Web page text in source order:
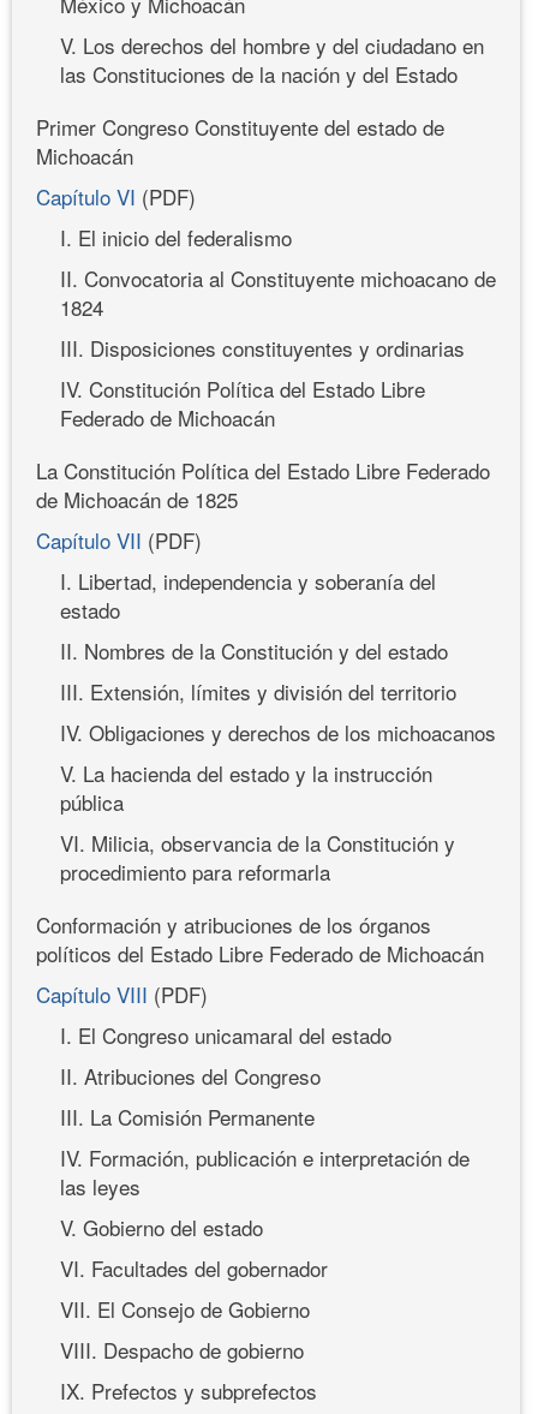
V. Los derechos del hombre y del ciudadano en
las Constituciones de la nación y del Estado
Primer Congreso Constituyente del estado de
Michoacán
Capítulo VI (PDF)
I. El inicio del federalismo
II. Convocatoria al Constituyente michoacano de
1824
III. Disposiciones constituyentes y ordinarias
IV. Constitución Política del Estado Libre
Federado de Michoacán
La Constitución Política del Estado Libre Federado
de Michoacán de 1825
Capítulo VII (PDF)
I. Libertad, independencia y soberanía del
estado
II. Nombres de la Constitución y del estado
III. Extensión, límites y división del territorio
IV. Obligaciones y derechos de los michoacanos
V. La hacienda del estado y la instrucción
pública
VI. Milicia, observancia de la Constitución y
procedimiento para reformarla
Conformación y atribuciones de los órganos
políticos del Estado Libre Federado de Michoacán
Capítulo VIII (PDF)
I. El Congreso unicamaral del estado
II. Atribuciones del Congreso
III. La Comisión Permanente
IV. Formación, publicación e interpretación de
las leyes
V. Gobierno del estado
VI. Facultades del gobernador
VII. El Consejo de Gobierno
VIII. Despacho de gobierno
IX. Prefectos y subprefectos